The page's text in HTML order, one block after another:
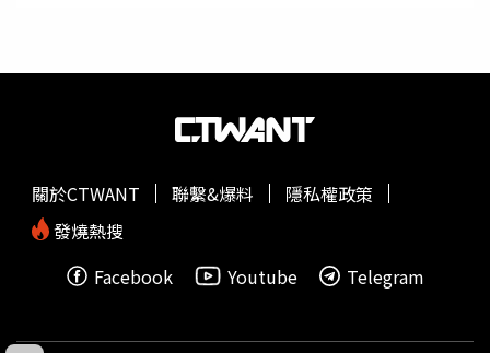
關於CTWANT 聯繫&爆料
隱私權政策
發燒熱搜
Facebook
Youtube Telegram